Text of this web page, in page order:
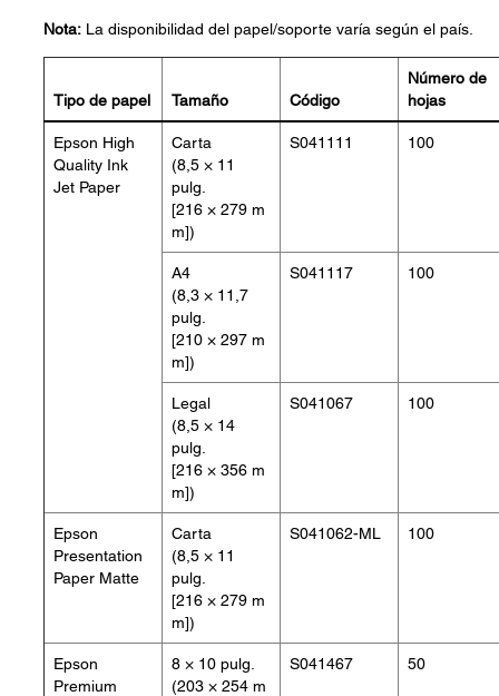
Nota: La disponibilidad del papel/soporte varía según el país.
Tipo de papel Tamaño Código
Número de
hojas
Epson High
Quality Ink
Jet Paper
Carta
(8,5 × 11
pulg.
[216 × 279 m
m])
S041111 100
A4
(8,3 × 11,7
pulg.
[210 × 297 m
m])
S041117 100
Legal
(8,5 × 14
pulg.
[216 × 356 m
m])
S041067 100
Epson
Presentation
Paper Matte
Carta
(8,5 × 11
pulg.
[216 × 279 m
m])
S041062-ML 100
Epson
Premium
8 × 10 pulg.
(203 × 254 m
S041467 50